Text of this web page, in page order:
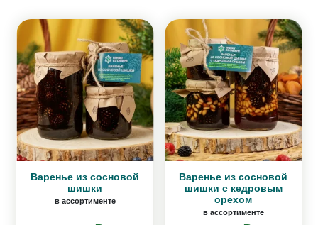
Варенье из сосновой
шишки
в ассортименте
Варенье из сосновой
шишки с кедровым
орехом
в ассортименте